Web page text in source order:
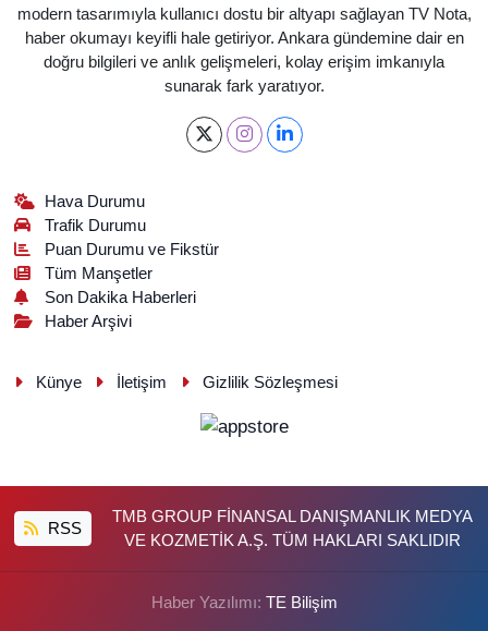
modern tasarımıyla kullanıcı dostu bir altyapı sağlayan TV Nota,
haber okumayı keyifli hale getiriyor. Ankara gündemine dair en
doğru bilgileri ve anlık gelişmeleri, kolay erişim imkanıyla
sunarak fark yaratıyor.
Hava Durumu
Trafik Durumu
Puan Durumu ve Fikstür
Tüm Manşetler
Son Dakika Haberleri
Haber Arşivi
Künye İletişim Gizlilik Sözleşmesi
RSS
TMB GROUP FİNANSAL DANIŞMANLIK MEDYA
VE KOZMETİK A.Ş. TÜM HAKLARI SAKLIDIR
Haber Yazılımı: TE Bilişim